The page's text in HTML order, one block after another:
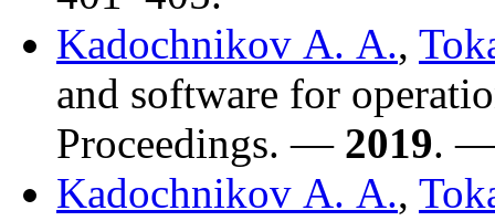
Kadochnikov A. A.,
and software for
Proceedings. — 2019. —
Kadochnikov A. A.,